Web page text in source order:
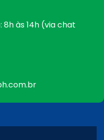
8h às 14h (via chat